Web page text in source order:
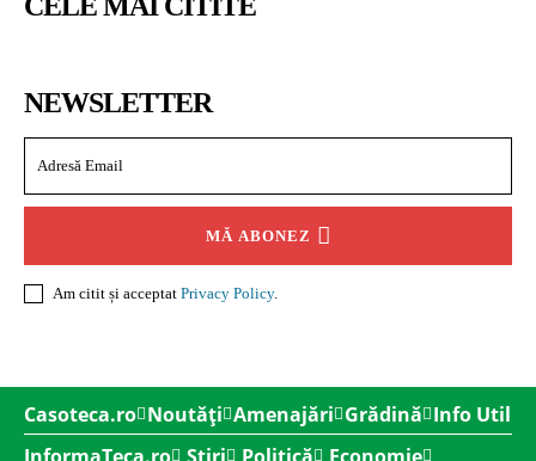
NEWSLETTER
MĂ ABONEZ
Am citit și acceptat Privacy Policy.
Casoteca.ro Noutăți Amenajări Grădină Info Util